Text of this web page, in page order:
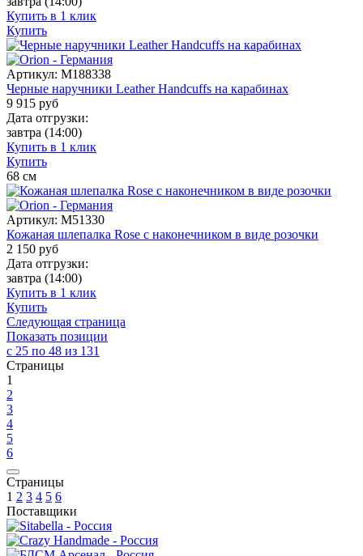
Купить в 1 клик
Купить
Артикул: M188338
Черные наручники Leather Handcuffs на карабинах
9 915 руб
Дата отгрузки:
завтра (14:00)
Купить в 1 клик
Купить
68 см
Артикул: M51330
Кожаная шлепалка Rose с наконечником в виде розочки
2 150 руб
Дата отгрузки:
завтра (14:00)
Купить в 1 клик
Купить
Следующая страница
Показать позиции
с 25 по 48 из 131
Страницы
1
2
3
4
5
6
Страницы
1 2 3 4 5 6
Поставщики